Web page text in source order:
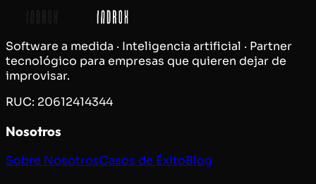
Software a medida · Inteligencia artificial · Partner
tecnológico para empresas que quieren dejar de
improvisar.
RUC: 20612414344
Nosotros
Sobre NosotrosCasos de ÉxitoBlog